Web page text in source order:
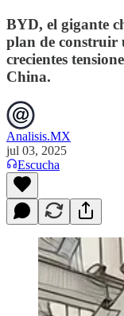
BYD, el gigante
plan de construir
crecientes
China.
Analisis.MX
jul 03, 2025
Escucha